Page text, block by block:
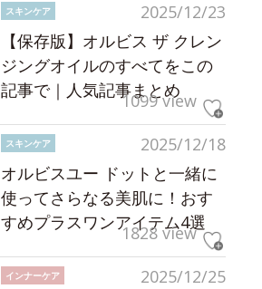
2025/12/23
スキンケア
【保存版】オルビス ザ クレン
ジングオイルのすべてをこの
記事で｜人気記事まとめ
1099 view
2025/12/18
スキンケア
オルビスユー ドットと一緒に
使ってさらなる美肌に！おす
すめプラスワンアイテム4選
1828 view
2025/12/25
インナーケア